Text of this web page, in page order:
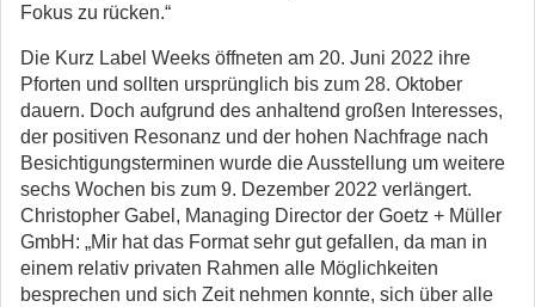
Fokus zu rücken.“
Die Kurz Label Weeks öffneten am 20. Juni 2022 ihre
Pforten und sollten ursprünglich bis zum 28. Oktober
dauern. Doch aufgrund des anhaltend großen Interesses,
der positiven Resonanz und der hohen Nachfrage nach
Besichtigungsterminen wurde die Ausstellung um weitere
sechs Wochen bis zum 9. Dezember 2022 verlängert.
Christopher Gabel, Managing Director der Goetz + Müller
GmbH: „Mir hat das Format sehr gut gefallen, da man in
einem relativ privaten Rahmen alle Möglichkeiten
besprechen und sich Zeit nehmen konnte, sich über alle